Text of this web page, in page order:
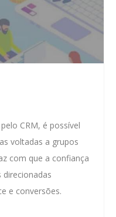
CRM, é possível
voltadas a grupos
com que a confiança
e conversões.